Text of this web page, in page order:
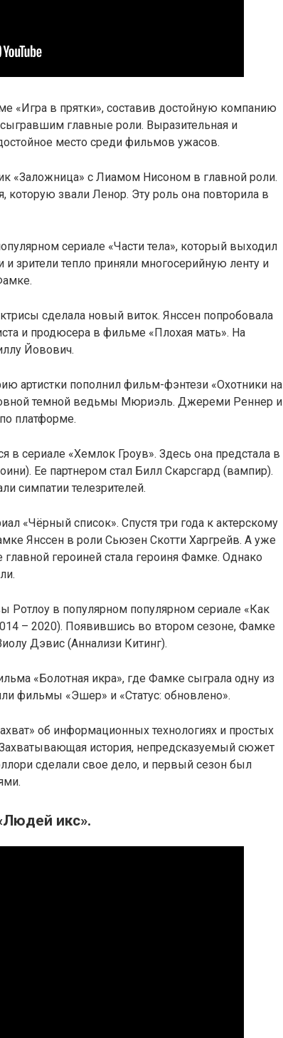
«Игра в прятки», составив достойную компанию
главные роли. Выразительная и
место среди фильмов ужасов.
«Заложница» с Лиамом Нисоном в главной роли.
звали Ленор. Эту роль она повторила в
сериале «Части тела», который выходил
и зрители тепло приняли многосерийную ленту и
сделала новый виток. Янссен попробовала
и продюсера в фильме «Плохая мать». На
Йовович.
артистки пополнил фильм-фэнтези «Охотники на
темной ведьмы Мюриэль. Джереми Реннер и
платформе.
в сериале «Хемлок Гроув». Здесь она предстала в
Ее партнером стал Билл Скарсгард (вампир).
симпатии телезрителей.
«Чёрный список». Спустя три года к актерскому
Янссен в роли Сьюзен Скотти Харгрейв. А уже
героиней стала героиня Фамке. Однако
Ротлоу в популярном популярном сериале «Как
– 2020). Появившись во втором сезоне, Фамке
Дэвис (Аннализи Китинг).
«Болотная икра», где Фамке сыграла одну из
фильмы «Эшер» и «Статус: обновлено».
об информационных технологиях и простых
история, непредсказуемый сюжет
сделали свое дело, и первый сезон был
икс».